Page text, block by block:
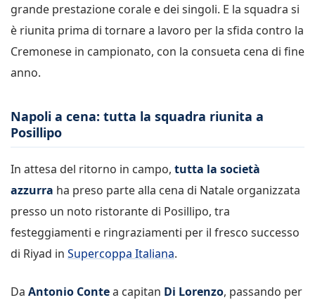
grande prestazione corale e dei singoli. E la squadra si
è riunita prima di tornare a lavoro per la sfida contro la
Cremonese in campionato, con la consueta cena di fine
anno.
Napoli a cena: tutta la squadra riunita a
Posillipo
In attesa del ritorno in campo, tutta la società
azzurra ha preso parte alla cena di Natale organizzata
presso un noto ristorante di Posillipo, tra
festeggiamenti e ringraziamenti per il fresco successo
di Riyad in Supercoppa Italiana.
Da Antonio Contea capitan Di Lorenzo, passando per